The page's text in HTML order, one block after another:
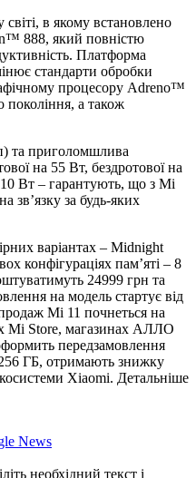
в якому встановлено
888, який повністю
Платформа
стандарти обробки
процесору Adreno™
а також
та приголомшлива
на 55 Вт, бездротової на
10 Вт – гарантують, що з Mi
зв’язку за будь-яких
варіантах – Midnight
конфігураціях пам’яті – 8
24999 грн та
на модель стартує від
Mi 11 почнеться на
Mi Store, магазинах АЛЛО
передзамовлення
ГБ, отримають знижку
Xiaomi. Детальніше
News
необхідний текст і